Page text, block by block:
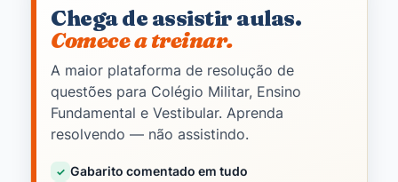
Chega de assistir aulas.
Comece a treinar.
A maior plataforma de resolução de
questões para Colégio Militar, Ensino
Fundamental e Vestibular. Aprenda
resolvendo — não assistindo.
✓ Gabarito comentado em tudo